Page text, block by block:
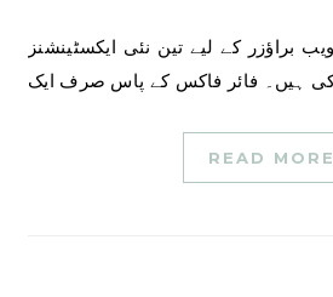
READ MORE